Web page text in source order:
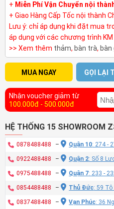
+ Miễn Phí Vận Chuyển nội
+ Giao Hàng Cấp Tốc nội thành
Lưu ý: chỉ áp dụng khi đặt mua
áp dụng với các chương trình KM
>> Xem thêm thảm, bàn trà, bàn
MUA NGAY GỌI LẠI
Nhận voucher giảm từ
100.000đ - 500.000đ
HỆ THỐNG 15 SHOWROOM
0878488488 – Quận 10: 274 -
0922488488 – Quận 2: Số 8
0975488488 – Quận 7: 233 -
0854488488 – Thủ Đức: 59
0837488488 – Vạn Phúc: 36